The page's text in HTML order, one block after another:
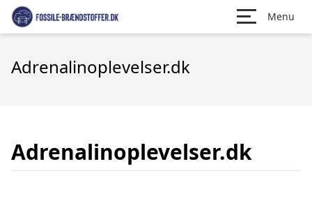
Menu
Adrenalinoplevelser.dk
Adrenalinoplevelser.dk